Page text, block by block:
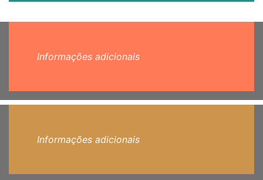
Informações adicionais
Informações adicionais